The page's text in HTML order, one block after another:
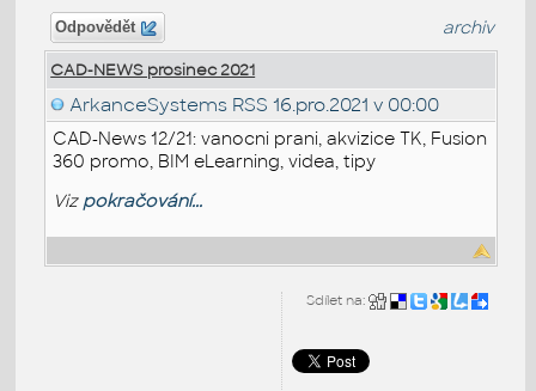
Odpovědět archiv
CAD-NEWS prosinec 2021
ArkanceSystems RSS 16.pro.2021 v 00:00
CAD-News 12/21: vanocni prani, akvizice TK, Fusion
360 promo, BIM eLearning, videa, tipy
Viz pokračování...
Sdílet na: